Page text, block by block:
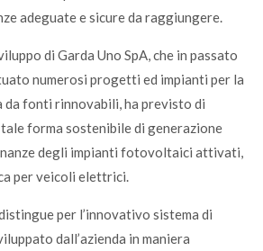
adeguate e sicure da raggiungere.
di Garda Uno SpA, che in passato
numerosi progetti ed impianti per la
da fonti rinnovabili, ha previsto di
forma sostenibile di generazione
degli impianti fotovoltaici attivati,
per veicoli elettrici.
per l’innovativo sistema di
dall’azienda in maniera